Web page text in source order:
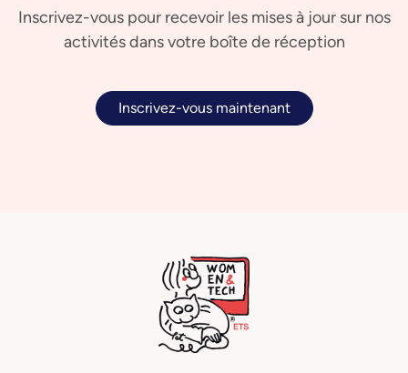
Inscrivez-vous pour recevoir les mises à jour sur nos
activités dans votre boîte de réception
Inscrivez-vous maintenant